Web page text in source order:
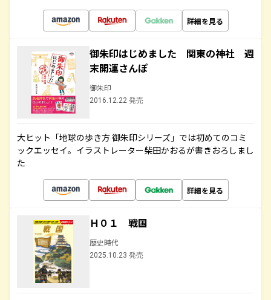
詳細を見る
御朱印はじめました 関東の神社 週
末開運さんぽ
御朱印
2016.12.22 発売
大ヒット「地球の歩き方 御朱印シリーズ」では初めてのコミ
ックエッセイ。イラストレーター柴田かおるが書きおろしまし
た
詳細を見る
Ｈ０１ 戦国
歴史時代
2025.10.23 発売